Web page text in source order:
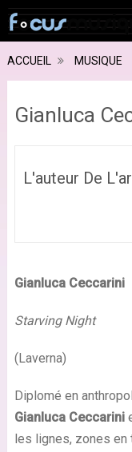
ACCUEIL MUSIQUE
Gianluca
L'auteur De
Gianluca Ceccarini
Starving Night
(Laverna)
Diplomé en
Gianluca Ceccarini
les lignes, zones en